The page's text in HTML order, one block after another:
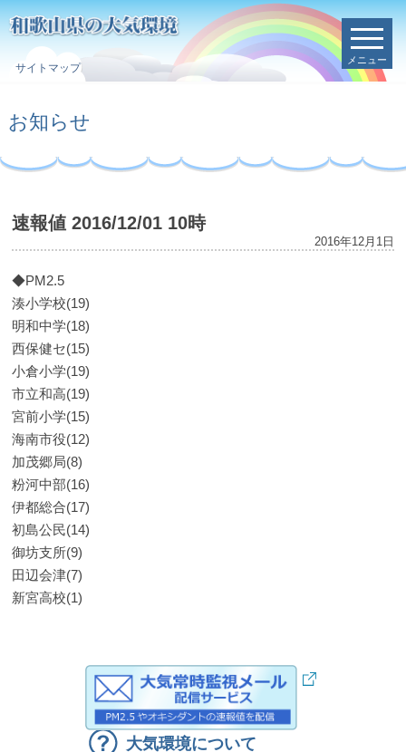
サイトマップ
メニュー
お知らせ
速報値 2016/12/01 10時
2016年12月1日
◆PM2.5
湊小学校(19)
明和中学(18)
西保健セ(15)
小倉小学(19)
市立和高(19)
宮前小学(15)
海南市役(12)
加茂郷局(8)
粉河中部(16)
伊都総合(17)
初島公民(14)
御坊支所(9)
田辺会津(7)
新宮高校(1)
大気環境について